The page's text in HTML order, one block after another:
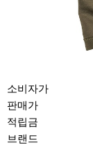
소비자가
판매가
적립금
브랜드